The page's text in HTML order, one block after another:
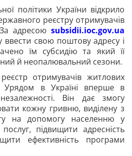
політики України відкрило
реєстру отримувачів
адресою subsidii.ioc.gov.ua
ввести свою поштову адресу і
їм субсидію та який її
й неопалювальний сезони.
отримувачів житлових
Урядом в Україні вперше в
незалежності. Він дає змогу
кожну гривню, виділену з
на допомогу населенню у
підвищити адресність
ефективність програми